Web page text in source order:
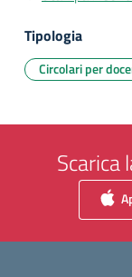
Tipologia
Circolari per
Scarica